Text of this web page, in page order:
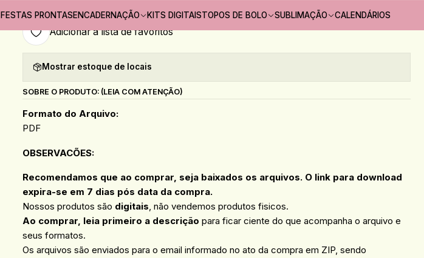
FESTAS PRONTASENCADERNAÇÃO KITS DIGITAISTOPOS DE BOLO SUBLIMAÇÃO CALENDÁRIOS
Adicionar à lista de favoritos
Mostrar estoque de locais
SOBRE O PRODUTO: (LEIA COM ATENÇÃO)
Formato do Arquivo:
PDF
OBSERVACÕES:
Recomendamos que ao comprar, seja baixados os arquivos. O link para download
expira-se em 7 dias pós data da compra.
Nossos produtos são digitais, não vendemos produtos fisicos.
Ao comprar, leia primeiro a descrição para ficar ciente do que acompanha o arquivo e
seus formatos.
Os arquivos são enviados para o email informado no ato da compra em ZIP, sendo